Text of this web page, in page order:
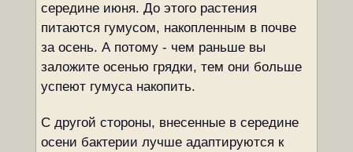
середине июня. До этого растения
питаются гумусом, накопленным в почве
за осень. А потому - чем раньше вы
заложите осенью грядки, тем они больше
успеют гумуса накопить.
С другой стороны, внесенные в середине
осени бактерии лучше адаптируются к